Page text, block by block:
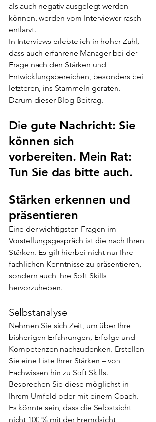
als auch negativ ausgelegt werden
können, werden vom Interviewer rasch
entlarvt.
In Interviews erlebte ich in hoher Zahl,
dass auch erfahrene Manager bei der
Frage nach den Stärken und
Entwicklungsbereichen, besonders bei
letzteren, ins Stammeln geraten.
Darum dieser Blog-Beitrag.
Die gute Nachricht: Sie
können sich
vorbereiten. Mein Rat:
Tun Sie das bitte auch.
Stärken erkennen und
präsentieren
Eine der wichtigsten Fragen im
Vorstellungsgespräch ist die nach Ihren
Stärken. Es gilt hierbei nicht nur Ihre
fachlichen Kenntnisse zu präsentieren,
sondern auch Ihre Soft Skills
hervorzuheben.
Selbstanalyse
Nehmen Sie sich Zeit, um über Ihre
bisherigen Erfahrungen, Erfolge und
Kompetenzen nachzudenken. Erstellen
Sie eine Liste Ihrer Stärken – von
Fachwissen hin zu Soft Skills.
Besprechen Sie diese möglichst in
Ihrem Umfeld oder mit einem Coach.
Es könnte sein, dass die Selbstsicht
nicht 100 % mit der Fremdsicht